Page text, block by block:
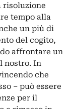
risoluzione
tempo alla
un più di
del cogito,
affrontare un
nostro. In
che
– può essere
per il